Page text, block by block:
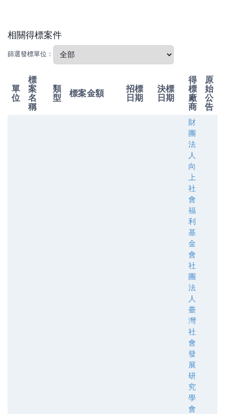
相關得標案件
篩選發標單位：
單
位
標
案
名
稱
類
型
標案金額
招標
日期
決標
日期
得
標
廠
商
原
始
公
告
財
團
法
人
向
上
社
會
福
利
基
金
會
社
團
法
人
臺
灣
社
會
發
展
研
究
學
會